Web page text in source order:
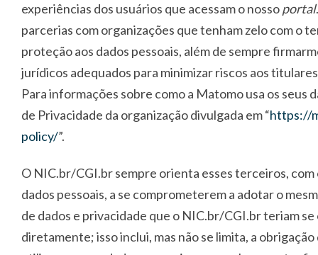
experiências dos usuários que acessam o nossoportal
parcerias com organizações que tenham zelo com o
proteção aos dados pessoais, além de sempre
jurídicos adequados para minimizar riscos aos
Para informações sobre como a Matomo usa os seus
de Privacidade da organização divulgada em “https://
policy/”.
O NIC.br/CGI.br sempre orienta esses terceiros, com
dados pessoais, a se comprometerem a adotar o
de dados e privacidade que o NIC.br/CGI.br teriam
diretamente; isso inclui, mas não se limita, a